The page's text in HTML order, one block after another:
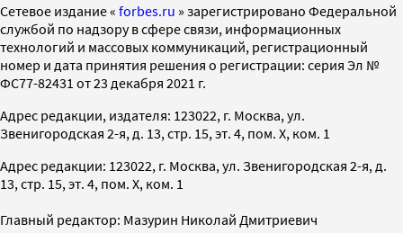
Cетевое издание « forbes.ru » зарегистрировано Федеральной
службой по надзору в сфере связи, информационных
технологий и массовых коммуникаций, регистрационный
номер и дата принятия решения о регистрации: серия Эл №
ФС77-82431 от 23 декабря 2021 г.
Адрес редакции, издателя: 123022, г. Москва, ул.
Звенигородская 2-я, д. 13, стр. 15, эт. 4, пом. X, ком. 1
Адрес редакции: 123022, г. Москва, ул. Звенигородская 2-я, д.
13, стр. 15, эт. 4, пом. X, ком. 1
Главный редактор: Мазурин Николай Дмитриевич